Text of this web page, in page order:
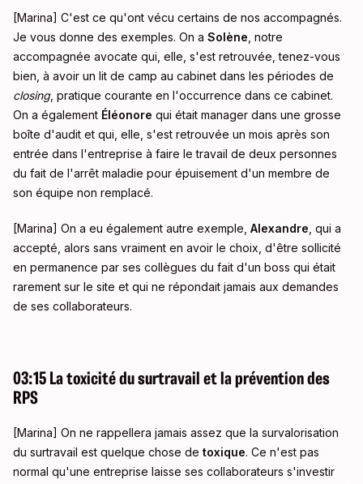
[Marina] C'est ce qu'ont vécu certains de nos accompagnés.
Je vous donne des exemples. On a Solène , notre
accompagnée avocate qui, elle, s'est retrouvée, tenez-vous
bien, à avoir un lit de camp au cabinet dans les périodes de
closing, pratique courante en l'occurrence dans ce cabinet.
On a également Éléonore qui était manager dans une grosse
boîte d'audit et qui, elle, s'est retrouvée un mois après son
entrée dans l'entreprise à faire le travail de deux personnes
du fait de l'arrêt maladie pour épuisement d'un membre de
son équipe non remplacé.
[Marina] On a eu également autre exemple, Alexandre , qui a
accepté, alors sans vraiment en avoir le choix, d'être sollicité
en permanence par ses collègues du fait d'un boss qui était
rarement sur le site et qui ne répondait jamais aux demandes
de ses collaborateurs.
03:15 La toxicité du surtravail et la prévention des
RPS
[Marina] On ne rappellera jamais assez que la survalorisation
du surtravail est quelque chose de toxique. Ce n'est pas
normal qu'une entreprise laisse ses collaborateurs s'investir